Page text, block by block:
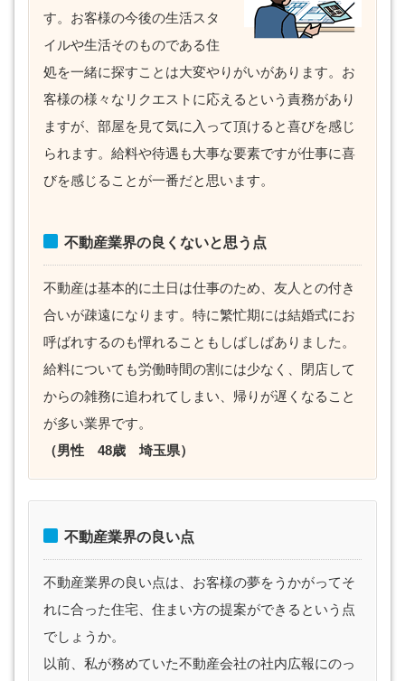
す。お客様の今後の生活スタ
イルや生活そのものである住
処を一緒に探すことは大変やりがいがあります。お
客様の様々なリクエストに応えるという責務があり
ますが、部屋を見て気に入って頂けると喜びを感じ
られます。給料や待遇も大事な要素ですが仕事に喜
びを感じることが一番だと思います。
不動産業界の良くないと思う点
不動産は基本的に土日は仕事のため、友人との付き
合いが疎遠になります。特に繁忙期には結婚式にお
呼ばれするのも憚れることもしばしばありました。
給料についても労働時間の割には少なく、閉店して
からの雑務に追われてしまい、帰りが遅くなること
が多い業界です。
（男性 48歳 埼玉県）
不動産業界の良い点
不動産業界の良い点は、お客様の夢をうかがってそ
れに合った住宅、住まい方の提案ができるという点
でしょうか。
以前、私が務めていた不動産会社の社内広報にのっ